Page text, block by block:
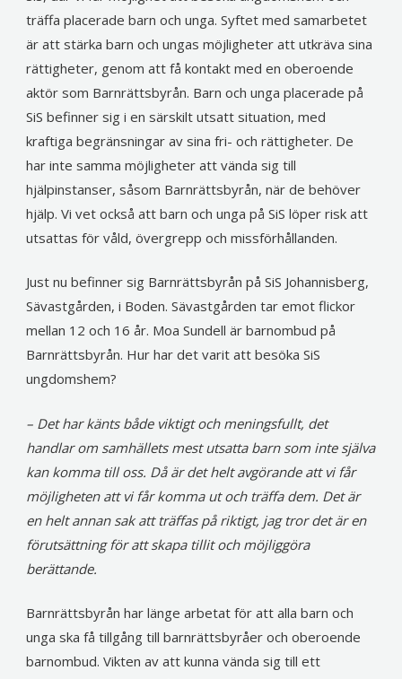
träffa placerade barn och unga. Syftet med samarbetet
är att stärka barn och ungas möjligheter att utkräva sina
rättigheter, genom att få kontakt med en oberoende
aktör som Barnrättsbyrån. Barn och unga placerade på
SiS befinner sig i en särskilt utsatt situation, med
kraftiga begränsningar av sina fri- och rättigheter. De
har inte samma möjligheter att vända sig till
hjälpinstanser, såsom Barnrättsbyrån, när de behöver
hjälp. Vi vet också att barn och unga på SiS löper risk att
utsattas för våld, övergrepp och missförhållanden.
Just nu befinner sig Barnrättsbyrån på SiS Johannisberg,
Sävastgården, i Boden. Sävastgården tar emot flickor
mellan 12 och 16 år. Moa Sundell är barnombud på
Barnrättsbyrån. Hur har det varit att besöka SiS
ungdomshem?
– Det har känts både viktigt och meningsfullt, det
handlar om samhällets mest utsatta barn som inte själva
kan komma till oss. Då är det helt avgörande att vi får
möjligheten att vi får komma ut och träffa dem. Det är
en helt annan sak att träffas på riktigt, jag tror det är en
förutsättning för att skapa tillit och möjliggöra
berättande.
Barnrättsbyrån har länge arbetat för att alla barn och
unga ska få tillgång till barnrättsbyråer och oberoende
barnombud. Vikten av att kunna vända sig till ett